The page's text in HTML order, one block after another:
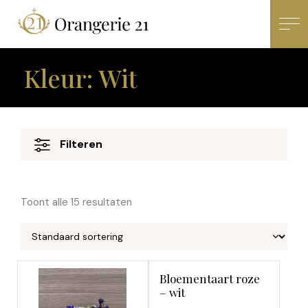
Kleur: Wit
Filteren
×
Productcategorieën
Geurlijn
Woondecoratie
Bloemen
Bloementaarten
Toont alle 15 resultaten
Bloementaart roze
– wit